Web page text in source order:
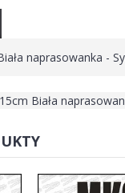
naprasowanka -
Biała